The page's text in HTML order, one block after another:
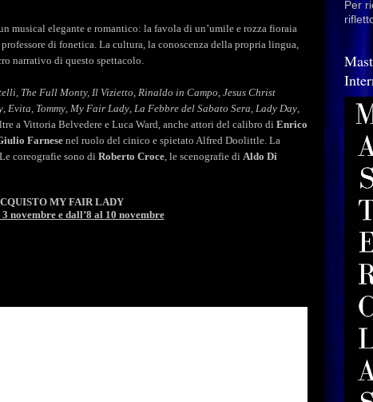
musical elegante e romantico: la favola di un’umile e rozza fioraia
di fonetica. La cultura, la conoscenza della propria lingua,
narrativo di questo spettacolo.
The Full Monty, Il Vizietto Rinaldo in Campo Jesus Christ
Evita, Tommy My Fair Lady La Febbre del Sabato Sera Lady Day
a Vittoria Belvedere e Luca Ward, anche attori del calibro di Enrico
Farnese nel ruolo del cinico e spietato Alfred Doolittle La
Le coreografie sono di Roberto Croce le scenografie di Aldo Di
MY FAIR LADY
novembre e dall’8 al 10 novembre
Per